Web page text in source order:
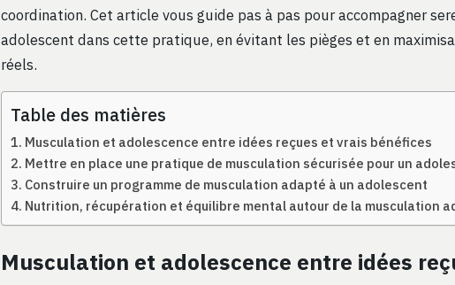
coordination. Cet article vous guide pas à pas pour accompagner
adolescent dans cette pratique, en évitant les pièges et en
réels.
Table des matières
Musculation et adolescence entre idées reçues et vrais bénéfices
Mettre en place une pratique de musculation sécurisée pour un
Construire un programme de musculation adapté à un adolescent
Nutrition, récupération et équilibre mental autour de la musculation
Musculation et adolescence entre idées